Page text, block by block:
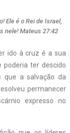
Ele é o Rei de Israel,
nele! Mateus 27:42
ido à cruz é a sua
poderia ter descido
que a salvação da
permanecer
expresso no